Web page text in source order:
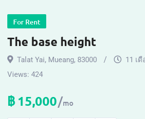
For Rent
The base height
Talat Yai, Mueang, 83000
11 เ
Views: 424
฿ 15,000 mo